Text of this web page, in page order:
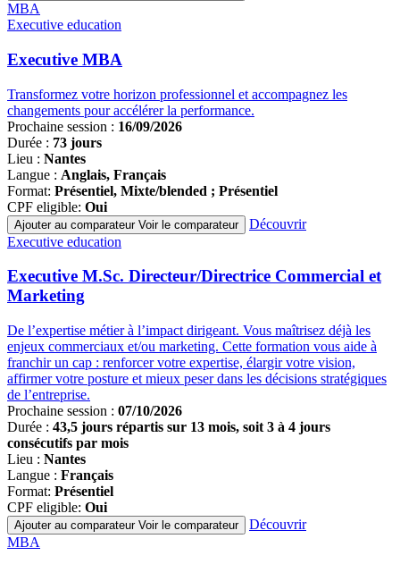
Famille
de
MBA
Executive education
Executive MBA
Transformez votre horizon professionnel et accompagnez les
changements pour accélérer la performance.
Prochaine session : 16/09/2026
Durée : 73 jours
Lieu : Nantes
Langue : Anglais, Français
Format: Présentiel, Mixte/blended ; Présentiel
CPF eligible: Oui
Ajouter au comparateur Voir le comparateur
Découvrir
Famille
programmes
Executive education
Executive M.Sc. Directeur/Directrice Commercial et
Marketing
De l’expertise métier à l’impact dirigeant. Vous maîtrisez déjà les
enjeux commerciaux et/ou marketing. Cette formation vous aide à
franchir un cap : renforcer votre expertise, élargir votre vision,
affirmer votre posture et mieux peser dans les décisions stratégiques
de l’entreprise.
Prochaine session : 07/10/2026
Durée : 43,5 jours répartis sur 13 mois, soit 3 à 4 jours
consécutifs par mois
Lieu : Nantes
Langue : Français
Format: Présentiel
CPF eligible: Oui
Ajouter au comparateur Voir le comparateur
Découvrir
Famille
MBA